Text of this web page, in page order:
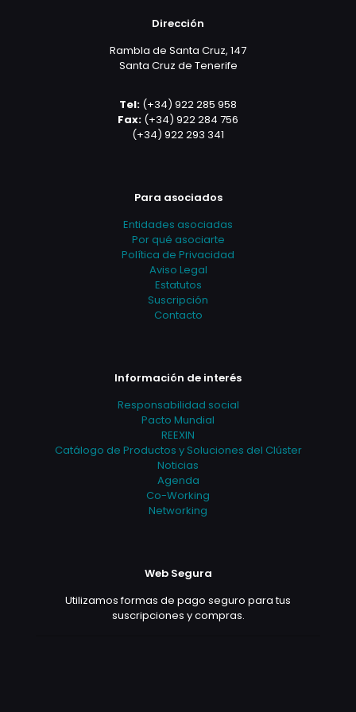
Dirección
Rambla de Santa Cruz, 147
Santa Cruz de Tenerife
Tel: (+34) 922 285 958
Fax: (+34) 922 284 756
(+34) 922 293 341
Para asociados
Entidades asociadas
Por qué asociarte
Política de Privacidad
Aviso Legal
Estatutos
Suscripción
Contacto
Información de interés
Responsabilidad social
Pacto Mundial
REEXIN
Catálogo de Productos y Soluciones del Clúster
Noticias
Agenda
Co-Working
Networking
Web Segura
Utilizamos formas de pago seguro para tus
suscripciones y compras.